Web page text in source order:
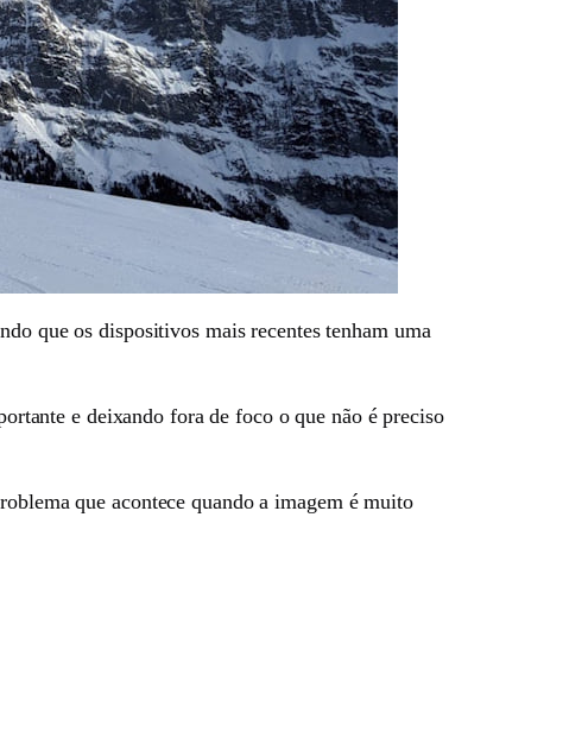
que os dispositivos mais recentes tenham uma
e deixando fora de foco o que não é preciso
que acontece quando a imagem é muito